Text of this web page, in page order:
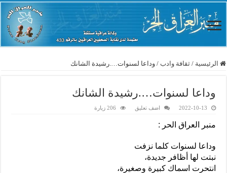
الرئيسية / ثقافة وادب / وداعا لسنوات….رشيدة الشانك
وداعا لسنوات….رشيدة الشانك
2022-10-13 اضف تعليق 206 زيارة
منبر العراق الحر :
وداعا لسنوات كلما نزفت
نبتت لها أظافر جديدة،
انتحرت اسماك كبيرة وصغيرة،